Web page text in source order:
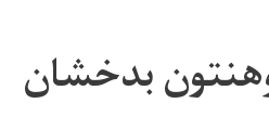
بدخشان